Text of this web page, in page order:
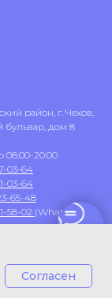
Согласен
район, г. Чехов,
дом 8
08:00-20:00
03-64
03-64
65-48
58-02 (WhatsApp)